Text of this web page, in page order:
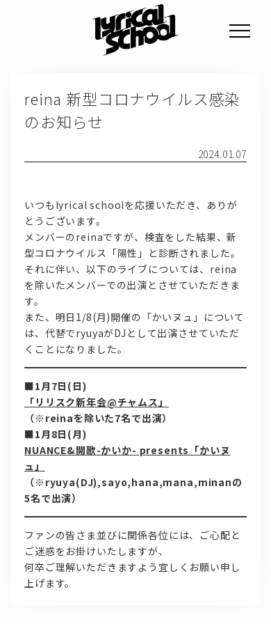
reina 新型コロナウイルス感染
のお知らせ
2024.01.07
いつもlyrical schoolを応援いただき、ありが
とうございます。
メンバーのreinaですが、検査をした結果、新
型コロナウイルス「陽性」と診断されました。
それに伴い、以下のライブについては、reina
を除いたメンバーでの出演とさせていただきま
す。
また、明日1/8(月)開催の「かいヌュ」について
は、代替でryuyaがDJとして出演させていただ
くことになりました。
■1月7日(日)
「リリスク新年会@チャムス」
（※reinaを除いた7名で出演）
■1月8日(月)
NUANCE&開歌-かいか- presents「かいヌ
ュ」
（※ryuya(DJ),sayo,hana,mana,minanの
5名で出演）
ファンの皆さま並びに関係各位には、ご心配と
ご迷惑をお掛けいたしますが、
何卒ご理解いただきますよう宜しくお願い申し
上げます。
PROFILE
SCHEDULE
DISCOGRAPHY
TICKET
問い合わせ, 取材,出演依頼
lyrical school official web shop